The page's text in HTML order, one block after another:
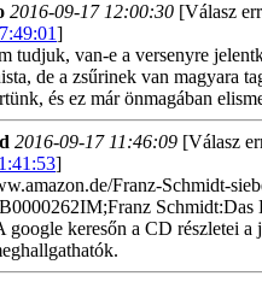
2016-09-17 12:00:30 [Válasz
]
tudjuk, van-e a versenyre
de a zsűrinek van magyara
és ez már önmagában
2016-09-17 11:46:09 [Válasz
]
Franz-Schmidt-
Schmidt:Das
google keresőn a CD részletei a